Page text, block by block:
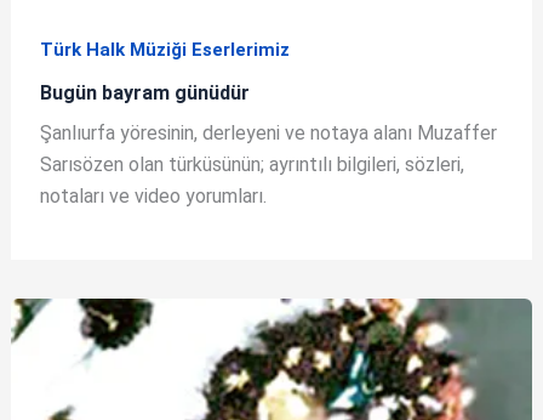
Türk Halk Müziği Eserlerimiz
Bugün bayram günüdür
Şanlıurfa yöresinin, derleyeni ve notaya alanı Muzaffer
Sarısözen olan türküsünün; ayrıntılı bilgileri, sözleri,
notaları ve video yorumları.